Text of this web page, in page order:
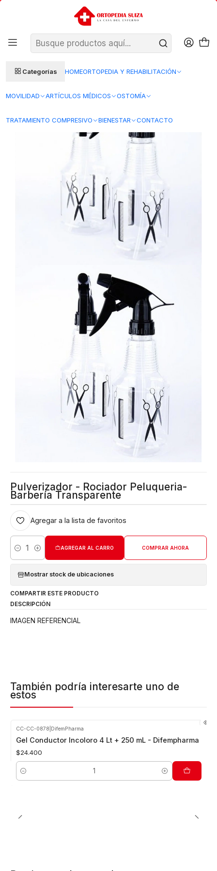
Categorías HOMEORTOPEDIA Y REHABILITACIÓN
MOVILIDAD ARTÍCULOS MÉDICOS OSTOMÍA
TRATAMIENTO COMPRESIVO BIENESTAR CONTACTO
SANTIAGO: ENTREGA AL DÍA HÁBIL SIGUIENTE (L–V)
REGIONES 48–72 HORAS HÁBILES
Insumos Medicos Accesorios de Procedimiento
Pulverizador - Rociador Peluqueria-Barbería Transparente
Pulverizador - Rociador Peluqueria-
Barbería Transparente
Agregar a la lista de favoritos
Cantidad
AGREGAR AL CARRO COMPRAR AHORA
Mostrar stock de ubicaciones
COMPARTIR ESTE PRODUCTO
DESCRIPCIÓN
IMAGEN REFERENCIAL
También podría interesarte uno de
estos
CC-CC-0878 DifemPharma
Gel Conductor Incoloro 4 Lt + 250 mL - Difempharma
$24.400
Cantidad